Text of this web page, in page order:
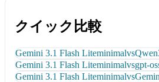
クイック比較
Gemini 3.1 Flash Liteminimalvs
Gemini 3.1 Flash Liteminimalvsgpt-
Gemini 3.1 Flash Liteminimalvs